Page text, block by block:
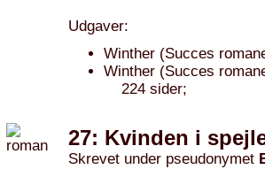
Udgaver:
Winther (Succes
Winther (Succes
224 sider;
27: Kvinden i
Skrevet under pseudonymet